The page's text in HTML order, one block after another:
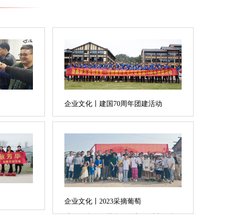
企业文化丨建国70周年团建活动
企业文化丨2023采摘葡萄